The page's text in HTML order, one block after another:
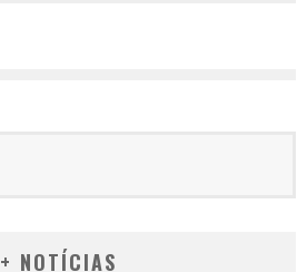
+ NOTÍCIAS